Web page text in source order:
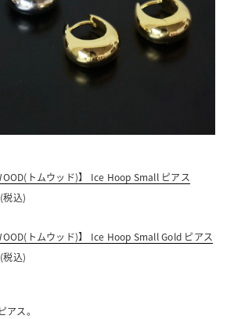
トムウッド)】 Ice Hoop Small ピアス
込)
トムウッド)】 Ice Hoop Small Gold ピアス
込)
アス。